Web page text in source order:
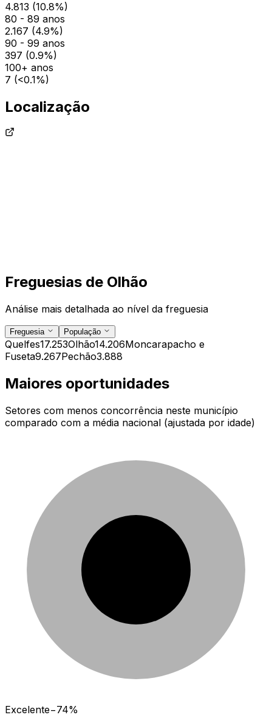
4.813 (10.8%)
80 - 89 anos
2.167 (4.9%)
90 - 99 anos
397 (0.9%)
100+ anos
7 (<0.1%)
Localização
Freguesias de Olhão
Análise mais detalhada ao nível da freguesia
Freguesia População
Quelfes17.253Olhão14.206Moncarapacho e
Fuseta9.267Pechão3.888
Maiores oportunidades
Setores com menos concorrência neste município
comparado com a média nacional (ajustada por idade)
Excelente−74%